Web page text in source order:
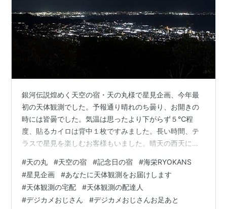
銀河伝説煌めく天空の宿・天の丸様で星見企画、今年最
初の天体観測でした。予報通り晴れのち曇り、お開きの
時には皆曇でした。気温は思ったより下がらず５℃程
度、貼るカイロは背中１枚ですみました。長い時間、テ
ラスで星見を楽しむお客様もいました。晴天の西天に
リウスを寄せ付けないほど明るい衝の木星、天頂にはス
バル星団とてんこ盛りの天丼でした。特記すべきは、す
ばるの星の並びを説明する前に、裸眼で「？」のように
見えるといったお客様がいて感激しました。しかし、谷
#天の丸 #天空の宿 #記念日の宿 #海栄RYOKANS
#星見企画 #あなたに天体観測をお届けします
#天体観測の宅配 #天体観測の配達人
#デジカメおじさん #デジカメおじさんお足あと